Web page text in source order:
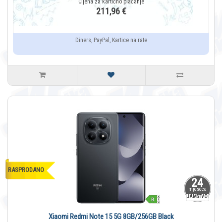
211,96 €
Diners, PayPal, Kartice na rate
24
mjeseca
JAMSTVO
RASPRODANO
Xiaomi Redmi Note 15 5G 8GB/256GB Black